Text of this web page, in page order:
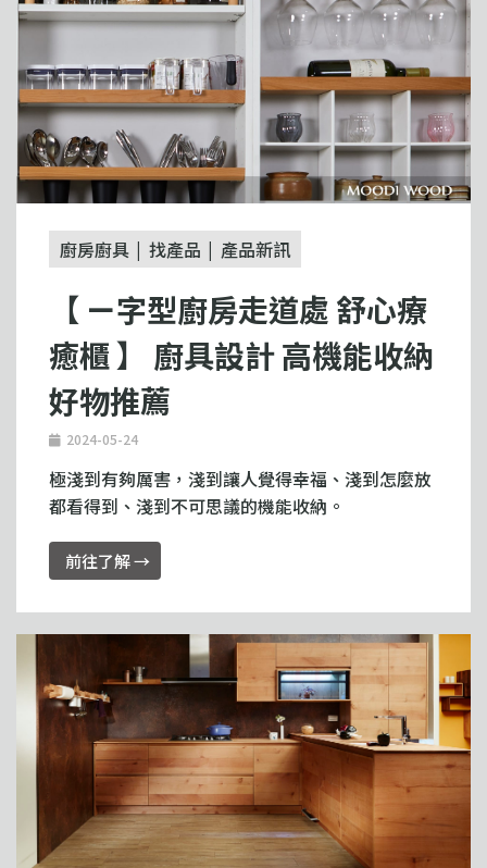
廚房廚具 找產品 產品新訊
【 ㄧ字型廚房走道處 舒心療
癒櫃 】 廚具設計 高機能收納
好物推薦
2024-05-24
極淺到有夠厲害，淺到讓人覺得幸福、淺到怎麼放
都看得到、淺到不可思議的機能收納。
前往了解 →